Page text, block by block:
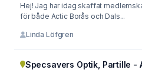
Hej! Jag har idag skaffat medlemskap Acti och undrar
för både Actic Borås och Dals...
Linda Löfgren
Specsavers Optik, Partille -